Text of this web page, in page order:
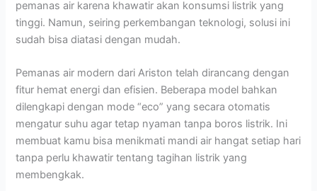
pemanas air karena khawatir akan konsumsi listrik yang
tinggi. Namun, seiring perkembangan teknologi, solusi ini
sudah bisa diatasi dengan mudah.
Pemanas air modern dari Ariston telah dirancang dengan
fitur hemat energi dan efisien. Beberapa model bahkan
dilengkapi dengan mode “eco” yang secara otomatis
mengatur suhu agar tetap nyaman tanpa boros listrik. Ini
membuat kamu bisa menikmati mandi air hangat setiap hari
tanpa perlu khawatir tentang tagihan listrik yang
membengkak.